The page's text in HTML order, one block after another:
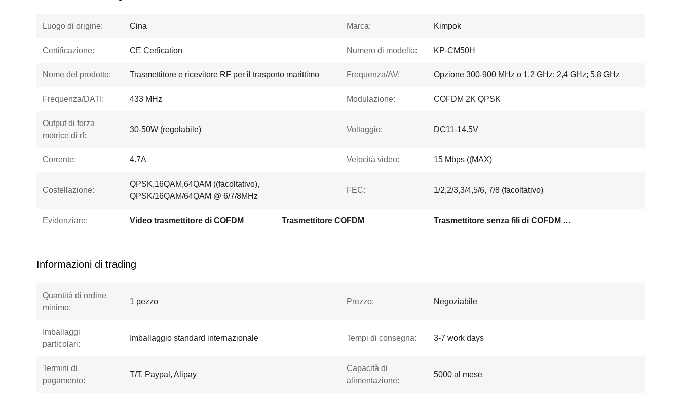
Luogo di origine: Cina Marca: Kimpok
Certificazione: CE Cerfication Numero di modello: KP-CM50H
Nome del prodotto: Trasmettitore e ricevitore RF per il trasporto marittimo Frequenza/AV: Opzione 300-900 MHz o 1,2 GHz; 2,4 GHz; 5,8 GHz
Frequenza/DATI: 433 MHz Modulazione: COFDM 2K QPSK
Output di forza
motrice di rf:
30-50W (regolabile) Voltaggio: DC11-14.5V
Corrente: 4.7A Velocità video: 15 Mbps ((MAX)
Costellazione:
QPSK,16QAM,64QAM ((facoltativo),
QPSK/16QAM/64QAM @ 6/7/8MHz
FEC: 1/2,2/3,3/4,5/6, 7/8 (facoltativo)
Evidenziare: Video trasmettitore di COFDM Trasmettitore COFDM Trasmettitore senza fili di COFDM video
Informazioni di trading
Quantità di ordine
minimo:
1 pezzo Prezzo: Negoziabile
Imballaggi
particolari:
Imballaggio standard internazionale Tempi di consegna: 3-7 work days
Termini di
pagamento:
T/T, Paypal, Alipay
Capacità di
alimentazione:
5000 al mese